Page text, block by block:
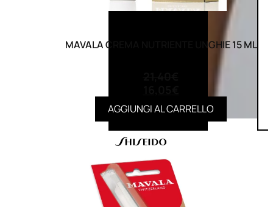
MAVALA CREMA NUTRIENTE UNGHIE 15 ML
AGGIUNGI AL CARRELLO